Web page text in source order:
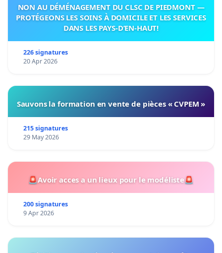
NON AU DÉMÉNAGEMENT DU CLSC DE PIEDMONT —
PROTÉGEONS LES SOINS À DOMICILE ET LES SERVICES
DANS LES PAYS-D’EN-HAUT!
226 signatures
20 Apr 2026
Sauvons la formation en vente de pièces « CVPEM »
215 signatures
29 May 2026
🚨Avoir acces a un lieux pour le modéliste🚨
200 signatures
9 Apr 2026